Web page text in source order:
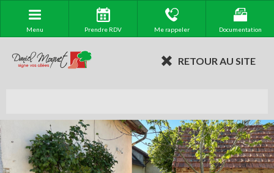
Menu Prendre RDV Me rappeler Documentation
RETOUR AU SITE